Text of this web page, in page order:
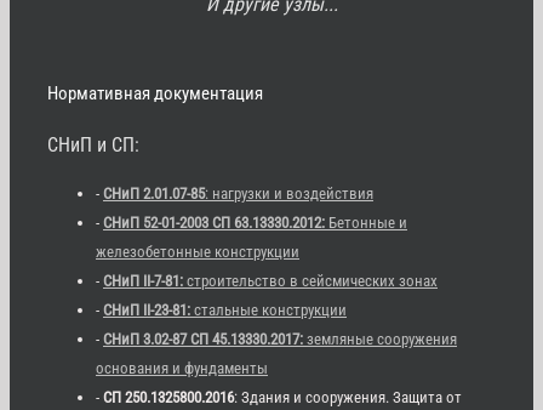
Нормативная документация
СНиП и СП:
- СНиП 2.01.07-85: нагрузки и воздействия
- СНиП 52-01-2003 СП 63.13330.2012: Бетонные и
железобетонные конструкции
- СНиП II-7-81: строительство в сейсмических зонах
- СНиП II-23-81: стальные конструкции
- СНиП 3.02-87 СП 45.13330.2017: земляные сооружения
основания и фундаменты
- СП 250.1325800.2016: Здания и сооружения. Защита от